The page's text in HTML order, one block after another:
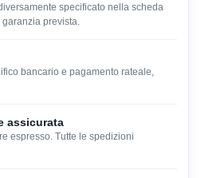
specificato nella scheda
prevista.
bancario e pagamento rateale,
assicurata
espresso. Tutte le spedizioni